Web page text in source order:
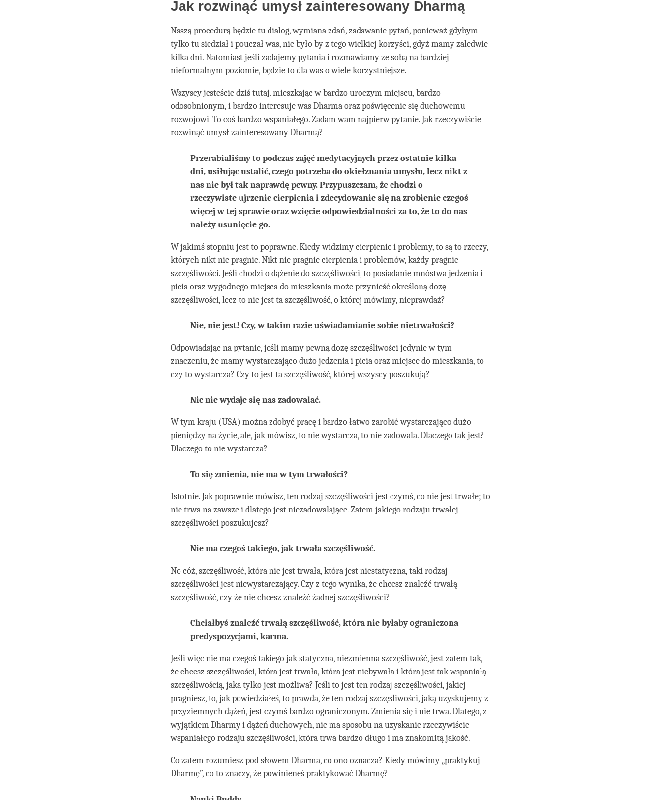
Jak rozwinąć umysł zainteresowany Dharmą
Naszą procedurą będzie tu dialog, wymiana zdań, zadawanie pytań, ponieważ gdybym
tylko tu siedział i pouczał was, nie było by z tego wielkiej korzyści, gdyż mamy zaledwie
kilka dni. Natomiast jeśli zadajemy pytania i rozmawiamy ze sobą na bardziej
nieformalnym poziomie, będzie to dla was o wiele korzystniejsze.
Wszyscy jesteście dziś tutaj, mieszkając w bardzo uroczym miejscu, bardzo
odosobnionym, i bardzo interesuje was Dharma oraz poświęcenie się duchowemu
rozwojowi. To coś bardzo wspaniałego. Zadam wam najpierw pytanie. Jak rzeczywiście
rozwinąć umysł zainteresowany Dharmą?
Przerabialiśmy to podczas zajęć medytacyjnych przez ostatnie kilka
dni, usiłując ustalić, czego potrzeba do okiełznania umysłu, lecz nikt z
nas nie był tak naprawdę pewny. Przypuszczam, że chodzi o
rzeczywiste ujrzenie cierpienia i zdecydowanie się na zrobienie czegoś
więcej w tej sprawie oraz wzięcie odpowiedzialności za to, że to do nas
należy usunięcie go.
W jakimś stopniu jest to poprawne. Kiedy widzimy cierpienie i problemy, to są to rzeczy,
których nikt nie pragnie. Nikt nie pragnie cierpienia i problemów, każdy pragnie
szczęśliwości. Jeśli chodzi o dążenie do szczęśliwości, to posiadanie mnóstwa jedzenia i
picia oraz wygodnego miejsca do mieszkania może przynieść określoną dozę
szczęśliwości, lecz to nie jest ta szczęśliwość, o której mówimy, nieprawdaż?
Nie, nie jest! Czy, w takim razie uświadamianie sobie nietrwałości?
Odpowiadając na pytanie, jeśli mamy pewną dozę szczęśliwości jedynie w tym
znaczeniu, że mamy wystarczająco dużo jedzenia i picia oraz miejsce do mieszkania, to
czy to wystarcza? Czy to jest ta szczęśliwość, której wszyscy poszukują?
Nic nie wydaje się nas zadowalać.
W tym kraju (USA) można zdobyć pracę i bardzo łatwo zarobić wystarczająco dużo
pieniędzy na życie, ale, jak mówisz, to nie wystarcza, to nie zadowala. Dlaczego tak jest?
Dlaczego to nie wystarcza?
To się zmienia, nie ma w tym trwałości?
Istotnie. Jak poprawnie mówisz, ten rodzaj szczęśliwości jest czymś, co nie jest trwałe; to
nie trwa na zawsze i dlatego jest niezadowalające. Zatem jakiego rodzaju trwałej
szczęśliwości poszukujesz?
Nie ma czegoś takiego, jak trwała szczęśliwość.
No cóż, szczęśliwość, która nie jest trwała, która jest niestatyczna, taki rodzaj
szczęśliwości jest niewystarczający. Czy z tego wynika, że chcesz znaleźć trwałą
szczęśliwość, czy że nie chcesz znaleźć żadnej szczęśliwości?
Chciałbyś znaleźć trwałą szczęśliwość, która nie byłaby ograniczona
predyspozycjami, karma.
Jeśli więc nie ma czegoś takiego jak statyczna, niezmienna szczęśliwość, jest zatem tak,
że chcesz szczęśliwości, która jest trwała, która jest niebywała i która jest tak wspaniałą
szczęśliwością, jaka tylko jest możliwa? Jeśli to jest ten rodzaj szczęśliwości, jakiej
pragniesz, to, jak powiedziałeś, to prawda, że ten rodzaj szczęśliwości, jaką uzyskujemy z
przyziemnych dążeń, jest czymś bardzo ograniczonym. Zmienia się i nie trwa. Dlatego, z
wyjątkiem Dharmy i dążeń duchowych, nie ma sposobu na uzyskanie rzeczywiście
wspaniałego rodzaju szczęśliwości, która trwa bardzo długo i ma znakomitą jakość.
Co zatem rozumiesz pod słowem Dharma, co ono oznacza? Kiedy mówimy „praktykuj
Dharmę”, co to znaczy, że powinieneś praktykować Dharmę?